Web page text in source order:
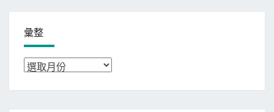
彙整
彙